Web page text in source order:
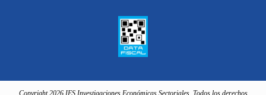
Copyright 2026 IES Investigaciones Económicas Sectoriales. Todos los derechos